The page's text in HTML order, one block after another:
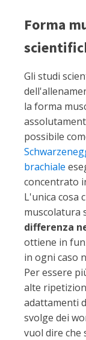
Forma
Gli studi
la forma
possibile
brachiale
concentrato
L'unica cosa
muscolatura
differenza
ottiene in
in ogni caso
Per essere
alte
adattamenti
svolge dei
vuol dire che